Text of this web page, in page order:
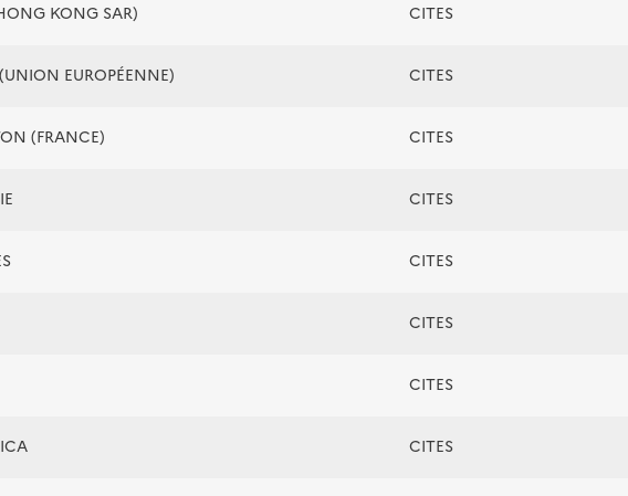
KONG SAR) CITES
EUROPÉENNE) CITES
(FRANCE) CITES
CITES
CITES
CITES
CITES
CITES